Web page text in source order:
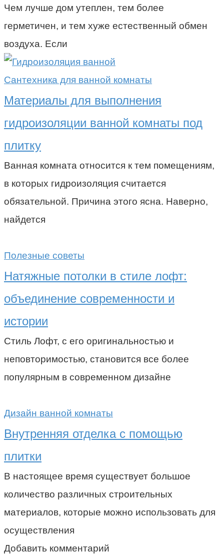
Чем лучше дом утеплен, тем более
герметичен, и тем хуже естественный обмен
воздуха. Если
Сантехника для ванной комнаты
Материалы для выполнения
гидроизоляции ванной комнаты под
плитку
Ванная комната относится к тем помещениям,
в которых гидроизоляция считается
обязательной. Причина этого ясна. Наверно,
найдется
Полезные советы
Натяжные потолки в стиле лофт:
объединение современности и
истории
Стиль Лофт, с его оригинальностью и
неповторимостью, становится все более
популярным в современном дизайне
Дизайн ванной комнаты
Внутренняя отделка с помощью
плитки
В настоящее время существует большое
количество различных строительных
материалов, которые можно использовать для
осуществления
Добавить комментарий